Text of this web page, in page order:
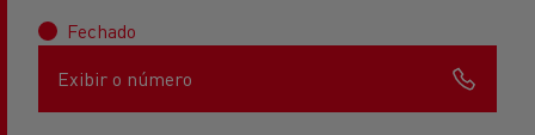
Fechado
Exibir o número